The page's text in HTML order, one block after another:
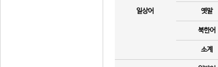
일상어 옛말
북한어
소계